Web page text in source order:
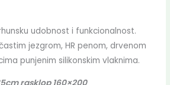
udobnost i funkcionalnost.
jezgrom, HR penom, drvenom
punjenim silikonskim vlaknima.